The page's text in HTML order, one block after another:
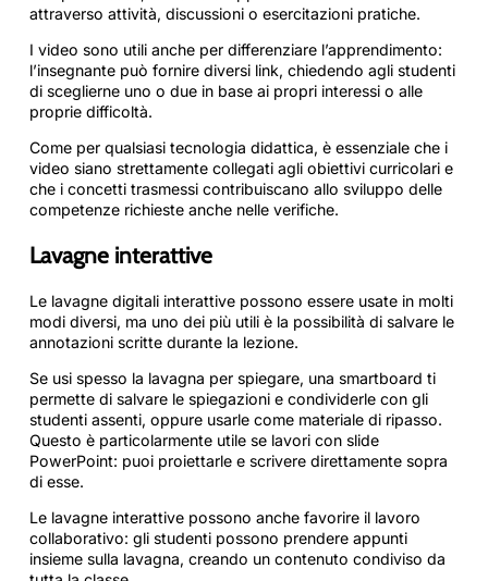
attraverso attività, discussioni o esercitazioni pratiche.
I video sono utili anche per differenziare l’apprendimento:
l’insegnante può fornire diversi link, chiedendo agli studenti
di sceglierne uno o due in base ai propri interessi o alle
proprie difficoltà.
Come per qualsiasi tecnologia didattica, è essenziale che i
video siano strettamente collegati agli obiettivi curricolari e
che i concetti trasmessi contribuiscano allo sviluppo delle
competenze richieste anche nelle verifiche.
Lavagne interattive
Le lavagne digitali interattive possono essere usate in molti
modi diversi, ma uno dei più utili è la possibilità di salvare le
annotazioni scritte durante la lezione.
Se usi spesso la lavagna per spiegare, una smartboard ti
permette di salvare le spiegazioni e condividerle con gli
studenti assenti, oppure usarle come materiale di ripasso.
Questo è particolarmente utile se lavori con slide
PowerPoint: puoi proiettarle e scrivere direttamente sopra
di esse.
Le lavagne interattive possono anche favorire il lavoro
collaborativo: gli studenti possono prendere appunti
insieme sulla lavagna, creando un contenuto condiviso da